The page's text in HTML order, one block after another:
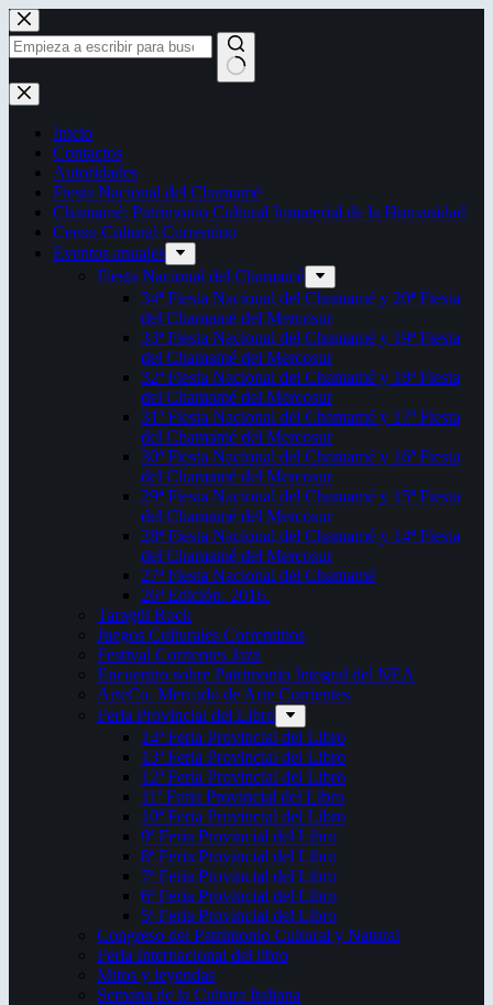
Saltar
al
contenido
Sin
resultados
Inicio
Contactos
Autoridades
Fiesta Nacional del Chamamé
Chamamé: Patrimonio Cultural Inmaterial de la Humanidad
Censo Cultural Correntino
Eventos anuales
Fiesta Nacional del Chamamé
34ª Fiesta Nacional del Chamamé y 20ª Fiesta
del Chamamé del Mercosur
33ª Fiesta Nacional del Chamamé y 19ª Fiesta
del Chamamé del Mercosur
32ª Fiesta Nacional del Chamamé y 18ª Fiesta
del Chamamé del Mercosur
31ª Fiesta Nacional del Chamamé y 17ª Fiesta
del Chamamé del Mercosur
30ª Fiesta Nacional del Chamamé y 16ª Fiesta
del Chamamé del Mercosur
29ª Fiesta Nacional del Chamamé y 15ª Fiesta
del Chamamé del Mercosur
28ª Fiesta Nacional del Chamamé y 14ª Fiesta
del Chamamé del Mercosur
27ª Fiesta Nacional del Chamamé
26ª Edición. 2016.
Taragüi Rock
Juegos Culturales Correntinos
Festival Corrientes Jazz
Encuentro sobre Patrimonio Integral del NEA
ArteCo. Mercado de Arte Corrientes
Feria Provincial del Libro
14ª Feria Provincial del Libro
13ª Feria Provincial del Libro
12ª Feria Provincial del Libro
11ª Feria Provincial del Libro
10ª Feria Provincial del Libro
9ª Feria Provincial del Libro
8ª Feria Provincial del Libro
7ª Feria Provincial del Libro
6ª Feria Provincial del Libro
5ª Feria Provincial del Libro
Congreso del Patrimonio Cultural y Natural
Feria Internacional del libro
Mitos y leyendas
Semana de la Cultura Italiana